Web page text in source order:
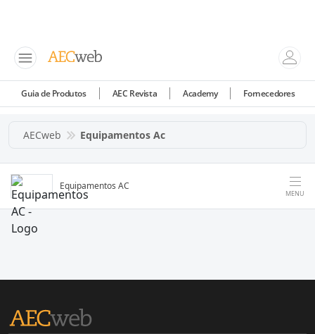
Guia de Produtos AEC Revista Academy Fornecedores
AECweb Equipamentos Ac
Equipamentos AC
MENU